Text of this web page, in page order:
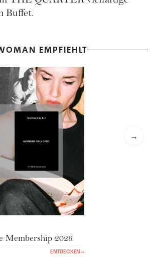
Buffet.
EMPFIEHLT
→
Membership 2026
ENTDECKEN →